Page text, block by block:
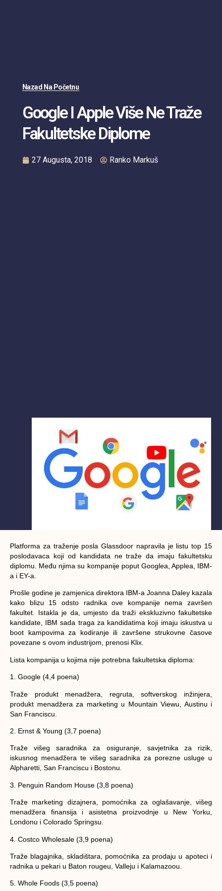
Nazad Na Početnu
Google I Apple Više Ne Traže
Fakultetske Diplome
27 Augusta, 2018 Ranko Markuš
Platforma za traženje posla Glassdoor napravila je listu top 15
poslodavaca koji od kandidata ne traže da imaju fakultetsku
diplomu. Među njima su kompanije poput Googlea, Applea, IBM-
a i EY-a.
Prošle godine je zamjenica direktora IBM-a Joanna Daley kazala
kako blizu 15 odsto radnika ove kompanije nema završen
fakultet. Istakla je da, umjesto da traži ekskluzivno fakultetske
kandidate, IBM sada traga za kandidatima koji imaju iskustva u
boot kampovima za kodiranje ili završene strukovne časove
povezane s ovom industrijom, prenosi Klix.
Lista kompanija u kojima nije potrebna fakultetska diploma:
1. Google (4,4 poena)
Traže produkt menadžera, regruta, softverskog inžinjera,
produkt menadžera za marketing u Mountain Viewu, Austinu i
San Franciscu.
2. Ernst & Young (3,7 poena)
Traže višeg saradnika za osiguranje, savjetnika za rizik,
iskusnog menadžera te višeg saradnika za porezne usluge u
Alpharetti, San Franciscu i Bostonu.
3. Penguin Random House (3,8 poena)
Traže marketing dizajnera, pomoćnika za oglašavanje, višeg
menadžera finansija i asistetna proizvodnje u New Yorku,
Londonu i Colorado Springsu.
4. Costco Wholesale (3,9 poena)
Traže blagajnika, skladištara, pomoćnika za prodaju u apoteci i
radnika u pekari u Baton rougeu, Valleju i Kalamazoou.
5. Whole Foods (3,5 poena)